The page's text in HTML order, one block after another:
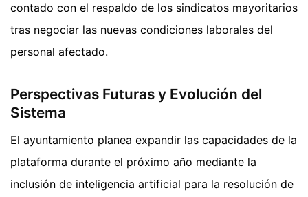
contado con el respaldo de los sindicatos mayoritarios
tras negociar las nuevas condiciones laborales del
personal afectado.
Perspectivas Futuras y Evolución del
Sistema
El ayuntamiento planea expandir las capacidades de la
plataforma durante el próximo año mediante la
inclusión de inteligencia artificial para la resolución de